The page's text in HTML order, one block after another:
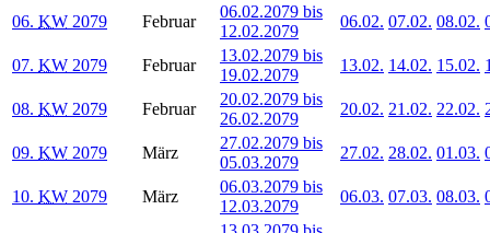
06. KW 2079 Februar
06.02.2079 bis
12.02.2079
06.02. 07.02. 08.02.
07. KW 2079 Februar
13.02.2079 bis
19.02.2079
13.02. 14.02. 15.02.
08. KW 2079 Februar
20.02.2079 bis
26.02.2079
20.02. 21.02. 22.02.
09. KW 2079 März
27.02.2079 bis
05.03.2079
27.02. 28.02. 01.03.
10. KW 2079 März
06.03.2079 bis
12.03.2079
06.03. 07.03. 08.03.